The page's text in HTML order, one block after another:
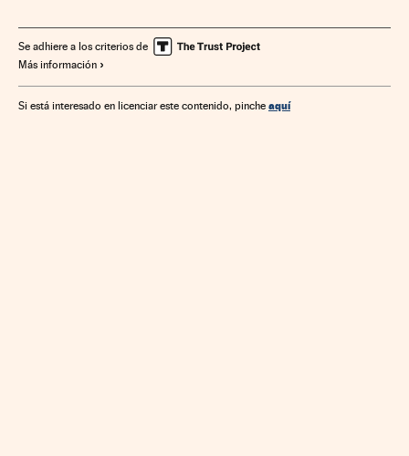
Se adhiere a los criterios de
Más información
Si está interesado en licenciar este contenido, pinche aquí